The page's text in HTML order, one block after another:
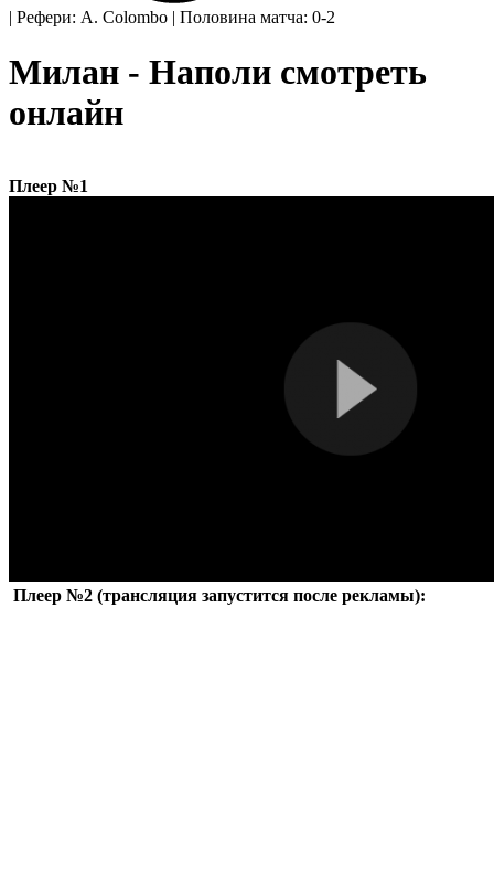
| Рефери: A. Colombo | Половина матча: 0-2
Милан - Наполи смотреть
онлайн
Плеер №1
Плеер №2 (трансляция запустится после рекламы):